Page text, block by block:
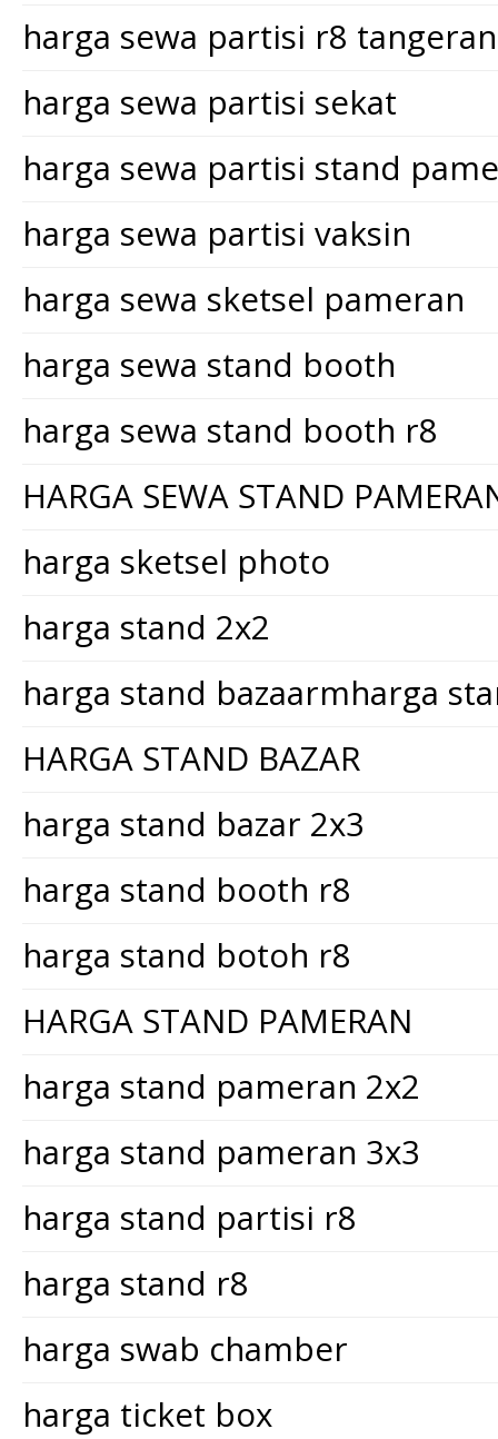
harga sewa partisi r8
harga sewa partisi sekat
harga sewa partisi stand
harga sewa partisi vaksin
harga sewa sketsel pameran
harga sewa stand booth
harga sewa stand booth r8
HARGA SEWA STAND
harga sketsel photo
harga stand 2x2
harga stand bazaarmharga
HARGA STAND BAZAR
harga stand bazar 2x3
harga stand booth r8
harga stand botoh r8
HARGA STAND PAMERAN
harga stand pameran 2x2
harga stand pameran 3x3
harga stand partisi r8
harga stand r8
harga swab chamber
harga ticket box